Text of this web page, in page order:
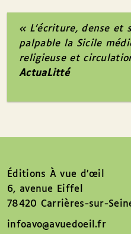
« L’écriture, dense et
palpable la Sicile
religieuse et
ActuaLitté
Éditions À vue d’œil
6, avenue Eiffel
78420 Carrières-sur-
infoavo@avuedoeil.fr